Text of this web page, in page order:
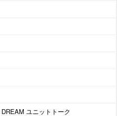
ユニットトーク